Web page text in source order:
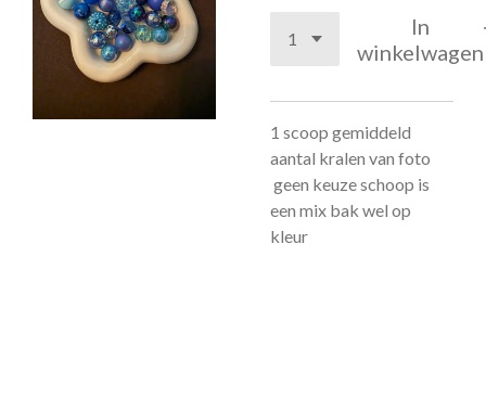
In
winkelwagen
1 scoop gemiddeld
aantal kralen van foto
geen keuze schoop is
een mix bak wel op
kleur